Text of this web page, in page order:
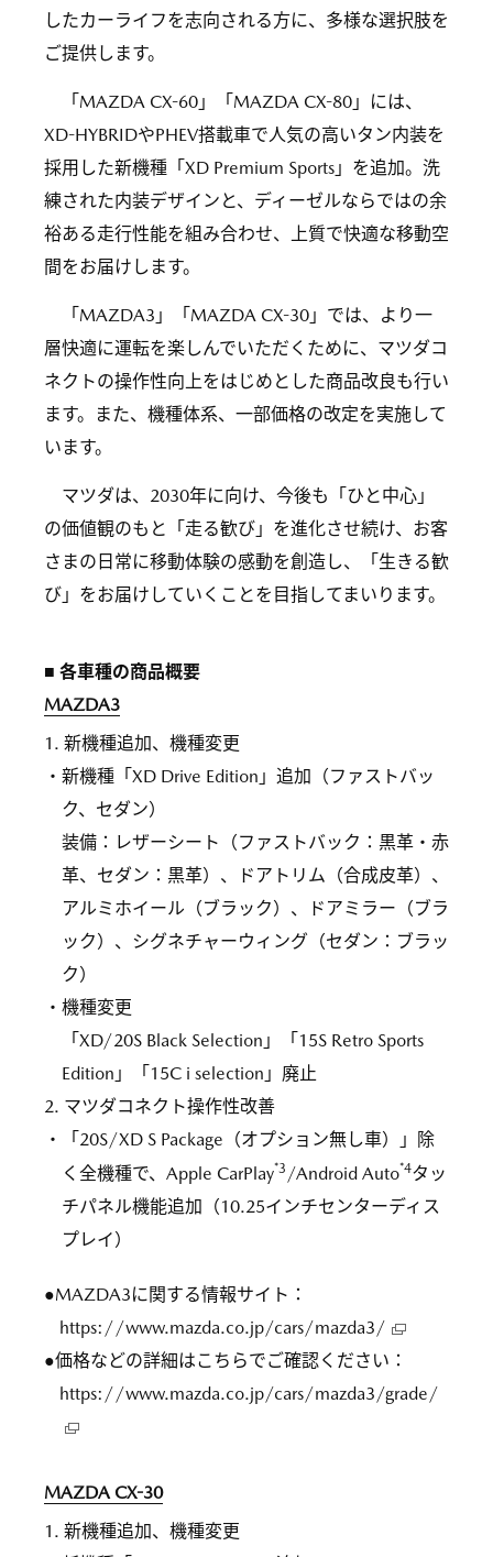
したカーライフを志向される方に、多様な選択肢を
ご提供します。
「MAZDA CX-60」「MAZDA CX-80」には、
XD-HYBRIDやPHEV搭載車で人気の高いタン内装を
採用した新機種「XD Premium Sports」を追加。洗
練された内装デザインと、ディーゼルならではの余
裕ある走行性能を組み合わせ、上質で快適な移動空
間をお届けします。
「MAZDA3」「MAZDA CX-30」では、より一
層快適に運転を楽しんでいただくために、マツダコ
ネクトの操作性向上をはじめとした商品改良も行い
ます。また、機種体系、一部価格の改定を実施して
います。
マツダは、2030年に向け、今後も「ひと中心」
の価値観のもと「走る歓び」を進化させ続け、お客
さまの日常に移動体験の感動を創造し、「生きる歓
び」をお届けしていくことを目指してまいります。
■ 各車種の商品概要
MAZDA3
1. 新機種追加、機種変更
・新機種「XD Drive Edition」追加（ファストバッ
ク、セダン）
装備：レザーシート（ファストバック：黒革・赤
革、セダン：黒革）、ドアトリム（合成皮革）、
アルミホイール（ブラック）、ドアミラー（ブラ
ック）、シグネチャーウィング（セダン：ブラッ
ク）
・機種変更
「XD/20S Black Selection」「15S Retro Sports
Edition」「15C i selection」廃止
2. マツダコネクト操作性改善
・「20S/XD S Package（オプション無し車）」除
く全機種で、Apple CarPlay*3 /Android Auto*4タッ
チパネル機能追加（10.25インチセンターディス
プレイ）
●MAZDA3に関する情報サイト：
https://www.mazda.co.jp/cars/mazda3/
●価格などの詳細はこちらでご確認ください：
https://www.mazda.co.jp/cars/mazda3/grade/
MAZDA CX-30
1. 新機種追加、機種変更